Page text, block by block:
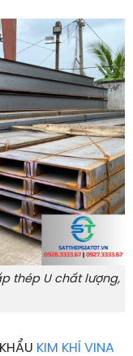
thép U chất lượng,
KIM KHÍ VINA